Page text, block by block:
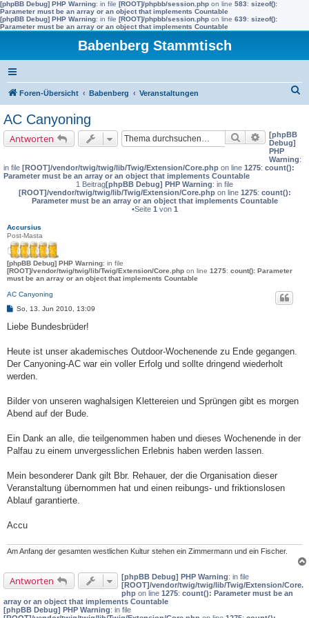
[phpBB Debug] PHP Warning: in file [ROOT]/phpbb/session.php on line 583: sizeof():
Parameter must be an array or an object that implements Countable
[phpBB Debug] PHP Warning: in file [ROOT]/phpbb/session.php on line 639: sizeof():
Parameter must be an array or an object that implements Countable
Babenberg Stammtisch
Foren-Übersicht Babenberg Veranstaltungen
AC Canyoning
Antworten Suche Erweiterte
[phpBB
Debug]
PHP
Warning:
in file [ROOT]/vendor/twig/twig/lib/Twig/Extension/Core.php on line 1275: count():
Parameter must be an array or an object that implements Countable
1 Beitrag[phpBB Debug] PHP Warning: in file
[ROOT]/vendor/twig/twig/lib/Twig/Extension/Core.phpon line 1275: count():
Parameter must be an array or an object that implements Countable
•Seite 1 von 1
Accursius
Post-Masta
[phpBB Debug] PHP Warning: in file
[ROOT]/vendor/twig/twig/lib/Twig/Extension/Core.php on line 1275: count(): Parameter
must be an array or an object that implements Countable
AC Canyoning
B
i
a
So, 13. Jun 2010, 13:09
Liebe Bundesbrüder!
Heute ist unser akademisches Outdoor-Wochenende zu Ende gegangen.
Der Canyoning-AC war ein voller Erfolg und sollte dringend wiederholt
werden.
Bilder von unseren waghalsigen Klettereien und Sprüngen gibt es morgen
Abend auf der Bude.
Ein Dank an alle, die teilgenommen haben und dieses Wochenende in der
Palfau zu einem unvergesslichen Erlebnis haben werden lassen.
Mein besonderer Dank gilt Bbr. Rehauer, der die Organisation dieser
Veranstaltung übernommen hat und einen reibungs- und friktionslosen
Ablauf garantierte.
Accu
Am Anfang der gesamten westlichen Kultur stehen ein Zimmermann und ein Fischer.
Antworten [phpBB Debug] PHP Warning: in file
[ROOT]/vendor/twig/twig/lib/Twig/Extension/Core.
php on line 1275: count(): Parameter must be an
array or an object that implements Countable
[phpBB Debug] PHP Warning: in file